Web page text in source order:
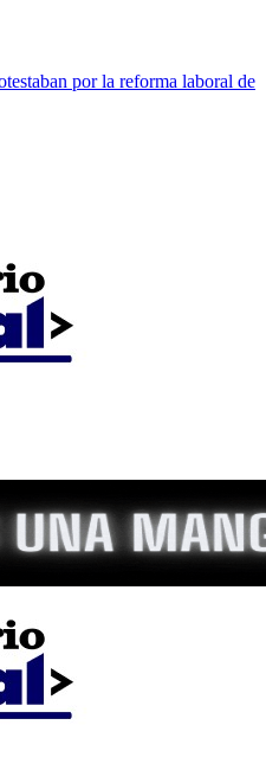
por la reforma laboral de